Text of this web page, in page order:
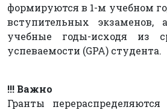
формируются в 1-м учебном
вступительных
учебные годы-исходя из
успеваемости (GPA) студента.
!!! Важно
Гранты